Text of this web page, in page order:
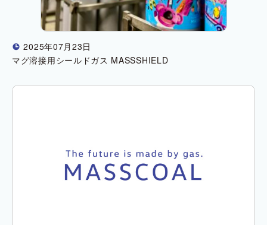
! 2025年07月23日
マグ溶接用シールドガス MASSSHIELD